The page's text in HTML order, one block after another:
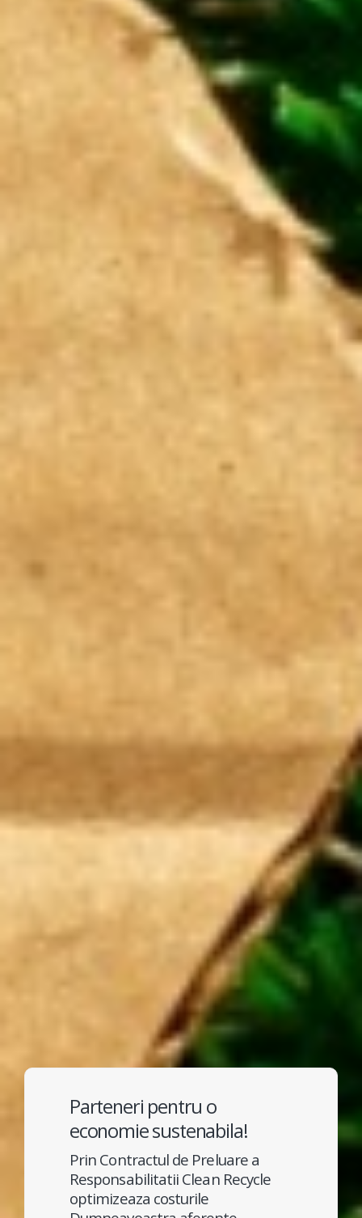
Parteneri pentru o
economie sustenabila!
Prin Contractul de Preluare a
Responsabilitatii Clean Recycle
optimizeaza costurile